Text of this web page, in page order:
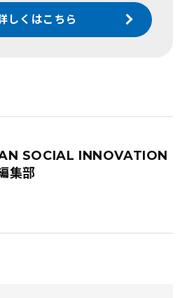
しくはこちら
SOCIAL INNOVATION
集部